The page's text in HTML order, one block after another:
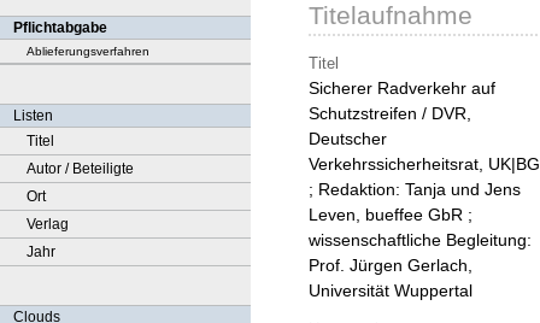
Pflichtabgabe
Ablieferungsverfahren
Listen
Titel
Autor / Beteiligte
Ort
Verlag
Jahr
Clouds
Titelaufnahme
Titel
Sicherer Radverkehr auf
Schutzstreifen / DVR,
Deutscher
Verkehrssicherheitsrat, UK|BG
; Redaktion: Tanja und Jens
Leven, bueffee GbR ;
wissenschaftliche Begleitung:
Prof. Jürgen Gerlach,
Universität Wuppertal